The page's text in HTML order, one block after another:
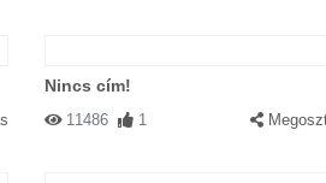
Nincs cím!
11486 1